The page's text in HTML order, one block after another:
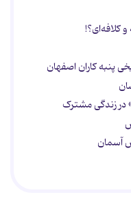
کلافه‌ای؟!
پنبه کاران اصفهان
در زندگی مشترک
آسمان